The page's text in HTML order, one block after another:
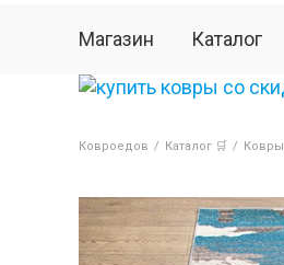
Магазин Каталог
Ковроедов / Каталог 🛒 / Ковры